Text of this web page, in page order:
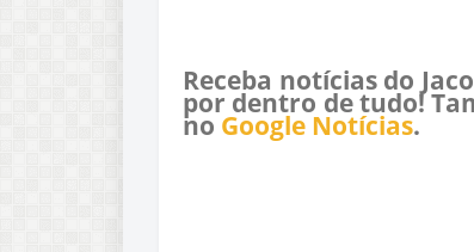
Receba notícias do
por dentro de tudo!
no Google Notícias.